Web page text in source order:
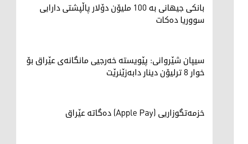
بانکی جیهانی بە 100 ملیۆن دۆلار پاڵپشتی دارایی
سووریا دەکات
سیپان شێروانی: پێویستە خەرجیی مانگانەی عێراق بۆ
خوار 8 ترلیۆن دینار دابەزێنرێت
خزمەتگوزاریی (Apple Pay) دەگاتە عێراق